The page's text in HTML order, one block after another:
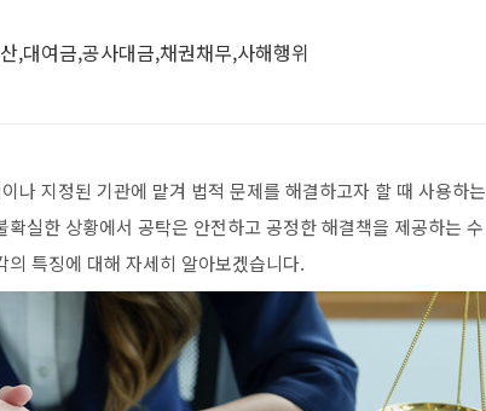
,대여금,공사대금,채권채무,사해행위
나 지정된 기관에 맡겨 법적 문제를 해결하고자 할 때 사용하는
실한 상황에서 공탁은 안전하고 공정한 해결책을 제공하는 수
특징에 대해 자세히 알아보겠습니다.